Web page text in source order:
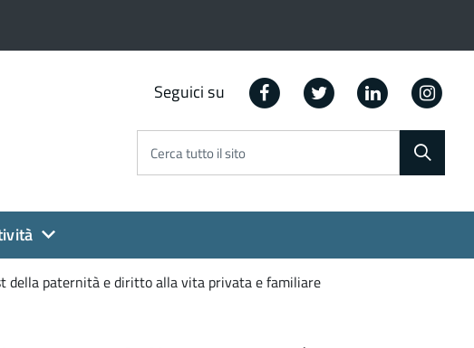
Seguici su Facebook Twitter Linkedin
Cerca tutto il sito
della paternità e diritto alla vita privata e familiare